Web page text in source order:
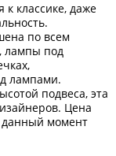
к классике, даже
по всем
лампы под
лампами.
подвеса, эта
Цена
данный момент